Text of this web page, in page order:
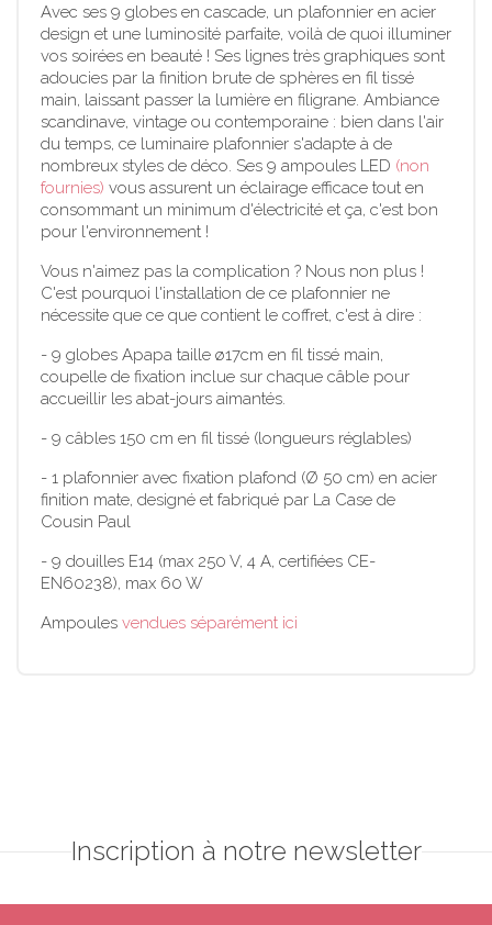
Avec ses 9 globes en cascade, un plafonnier en acier
design et une luminosité parfaite, voilà de quoi illuminer
vos soirées en beauté ! Ses lignes très graphiques sont
adoucies par la finition brute de sphères en fil tissé
main, laissant passer la lumière en filigrane. Ambiance
scandinave, vintage ou contemporaine : bien dans l'air
du temps, ce luminaire plafonnier s'adapte à de
nombreux styles de déco. Ses 9 ampoules LED (non
fournies) vous assurent un éclairage efficace tout en
consommant un minimum d'électricité et ça, c'est bon
pour l'environnement !
Vous n'aimez pas la complication ? Nous non plus !
C'est pourquoi l'installation de ce plafonnier ne
nécessite que ce que contient le coffret, c'est à dire :
- 9 globes Apapa taille ø17cm en fil tissé main,
coupelle de fixation inclue sur chaque câble pour
accueillir les abat-jours aimantés.
- 9 câbles 150 cm en fil tissé (longueurs réglables)
- 1 plafonnier avec fixation plafond (Ø 50 cm) en acier
finition mate, designé et fabriqué par La Case de
Cousin Paul
- 9 douilles E14 (max 250 V, 4 A, certifiées CE-
EN60238), max 60 W
Ampoules vendues séparément ici
Inscription à notre newsletter